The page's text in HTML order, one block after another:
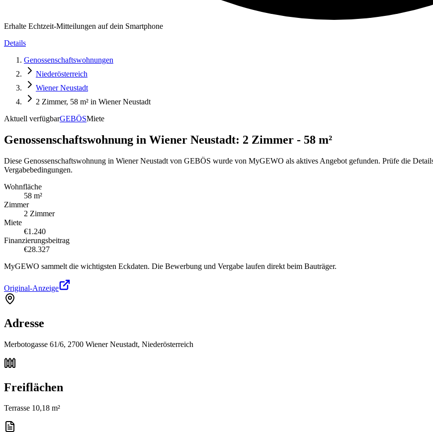
Erhalte Echtzeit-Mitteilungen auf dein Smartphone
Details
Genossenschaftswohnungen
Niederösterreich
Wiener Neustadt
2 Zimmer, 58 m² in Wiener Neustadt
Aktuell verfügbarGEBÖSMiete
Genossenschaftswohnung in Wiener Neustadt: 2 Zimmer - 58 m²
Diese Genossenschaftswohnung in Wiener Neustadt von GEBÖS wurde von MyGEWO als aktives Angebot gefunden. Prüfe die
Vergabebedingungen.
Wohnfläche
58 m²
Zimmer
2 Zimmer
Miete
€1.240
Finanzierungsbeitrag
€28.327
MyGEWO sammelt die wichtigsten Eckdaten. Die Bewerbung und Vergabe laufen direkt beim Bauträger.
Original-Anzeige
Adresse
Merbotogasse 61/6, 2700 Wiener Neustadt, Niederösterreich
Freiflächen
Terrasse 10,18 m²